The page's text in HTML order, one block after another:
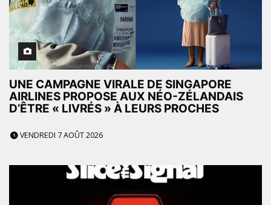
UNE CAMPAGNE VIRALE DE SINGAPORE
AIRLINES PROPOSE AUX NÉO-ZÉLANDAIS
D’ÊTRE « LIVRÉS » À LEURS PROCHES
VENDREDI 7 AOÛT 2026